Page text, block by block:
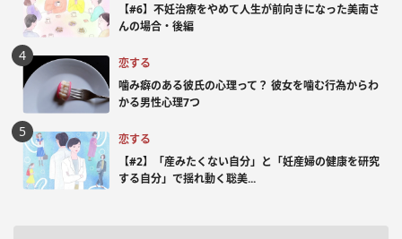
【#6】不妊治療をやめて人生が前向きになった美南さ
んの場合・後編
恋する
噛み癖のある彼氏の心理って？ 彼女を噛む行為からわ
かる男性心理7つ
恋する
【#2】「産みたくない自分」と「妊産婦の健康を研究
する自分」で揺れ動く聡美...